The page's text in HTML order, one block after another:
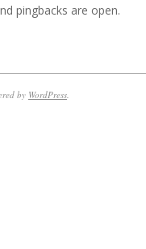
pingbacks are open.
by WordPress